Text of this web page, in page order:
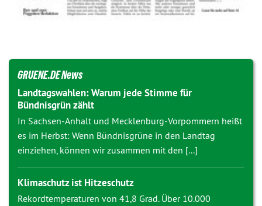
GRUENE.DE News
Landtagswahlen: Warum jede Stimme für
Bündnisgrün zählt
In Sachsen-Anhalt und Mecklenburg-Vorpommern heißt
es im Herbst: Wenn Bündnisgrüne in den Landtag
einziehen, können wir zusammen mit den [...]
Klimaschutz ist Hitzeschutz
Rekordtemperaturen von 41,8 Grad. Über 10.000